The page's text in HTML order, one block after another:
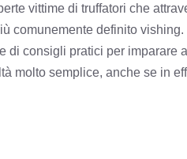
vittime di truffatori che
comunemente definito
di consigli pratici per imparare
molto semplice, anche se in